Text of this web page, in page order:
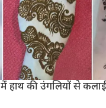
हाथ की उंगलियों से